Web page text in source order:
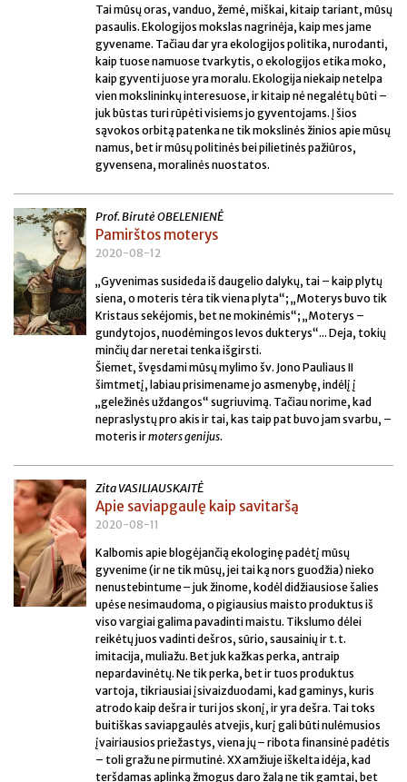
Tai mūsų oras, vanduo, žemė, miškai, kitaip tariant, mūsų
pasaulis. Ekologijos mokslas nagrinėja, kaip mes jame
gyvename. Tačiau dar yra ekologijos politika, nurodanti,
kaip tuose namuose tvarkytis, o ekologijos etika moko,
kaip gyventi juose yra moralu. Ekologija niekaip netelpa
vien mokslininkų interesuose, ir kitaip nė negalėtų būti –
juk būstas turi rūpėti visiems jo gyventojams. Į šios
sąvokos orbitą patenka ne tik mokslinės žinios apie mūsų
namus, bet ir mūsų politinės bei pilietinės pažiūros,
gyvensena, moralinės nuostatos.
Prof. Birutė OBELENIENĖ
Pamirštos moterys
2020-08-12
„Gyvenimas susideda iš daugelio dalykų, tai – kaip plytų
siena, o moteris tėra tik viena plyta“; „Moterys buvo tik
Kristaus sekėjomis, bet ne mokinėmis“; „Moterys –
gundytojos, nuodėmingos Ievos dukterys“... Deja, tokių
minčių dar neretai tenka išgirsti.
Šiemet, švęsdami mūsų mylimo šv. Jono Pauliaus II
šimtmetį, labiau prisimename jo asmenybę, indėlį į
„geležinės uždangos“ sugriuvimą. Tačiau norime, kad
nepraslystų pro akis ir tai, kas taip pat buvo jam svarbu, –
moteris irmotersgenijus.
Zita VASILIAUSKAITĖ
Apie saviapgaulę kaip savitaršą
2020-08-11
Kalbomis apie blogėjančią ekologinę padėtį mūsų
gyvenime (ir ne tik mūsų, jei tai ką nors guodžia) nieko
nenustebintume – juk žinome, kodėl didžiausiose šalies
upėse nesimaudoma, o pigiausius maisto produktus iš
viso vargiai galima pavadinti maistu. Tikslumo dėlei
reikėtų juos vadinti dešros, sūrio, sausainių ir t. t.
imitacija, muliažu. Bet juk kažkas perka, antraip
nepardavinėtų. Ne tik perka, bet ir tuos produktus
vartoja, tikriausiai įsivaizduodami, kad gaminys, kuris
atrodo kaip dešra ir turi jos skonį, ir yra dešra. Tai toks
buitiškas saviapgaulės atvejis, kurį gali būti nulėmusios
įvairiausios priežastys, viena jų – ribota finansinė padėtis
– toli gražu ne pirmutinė. XX amžiuje iškelta idėja, kad
teršdamas aplinką žmogus daro žalą ne tik gamtai, bet